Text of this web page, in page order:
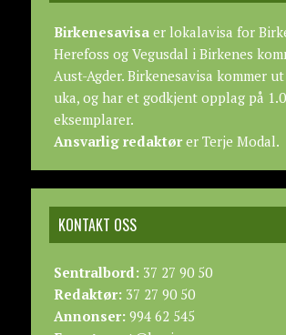
Birkenesavisaer lokalavisa for
Herefoss og Vegusdal i Birkenes
Aust-Agder. Birkenesavisa kommer
uka, og har et godkjent opplag på
eksemplarer.
Ansvarlig redaktører Terje Modal.
KONTAKT OSS
Sentralbord:37 27 90 50
Redaktør:37 27 90 50
Annonser:994 62 545